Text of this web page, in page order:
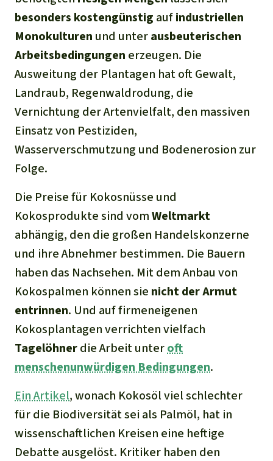
besonders kostengünstig aufindustriellen
Monokulturen und unterausbeuterischen
Arbeitsbedingungen erzeugen. Die
Ausweitung der Plantagen hat oft Gewalt,
Landraub, Regenwaldrodung, die
Vernichtung der Artenvielfalt, den massiven
Einsatz von Pestiziden,
Wasserverschmutzung und Bodenerosion zur
Folge.
Die Preise für Kokosnüsse und
Kokosprodukte sind vomWeltmarkt
abhängig, den die großen Handelskonzerne
und ihre Abnehmer bestimmen. Die Bauern
haben das Nachsehen. Mit dem Anbau von
Kokospalmen können sie nicht der Armut
entrinnen. Und auf firmeneigenen
Kokosplantagen verrichten vielfach
Tagelöhnerdie Arbeit unteroft
menschenunwürdigen Bedingungen.
Ein Artikel, wonach Kokosöl viel schlechter
für die Biodiversität sei als Palmöl, hat in
wissenschaftlichen Kreisen eine heftige
Debatte ausgelöst. Kritiker haben den